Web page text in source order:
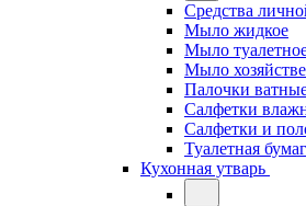
Средства
Мыло жидкое
Мыло
Мыло
Палочки
Салфетки
Салфетки и
Туалетная
Кухонная утварь